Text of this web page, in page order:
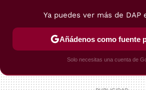
POSTRES VIAJES SELECCIÓN
Ya puedes ver más de DAP
Añádenos como fuente
Solo necesitas una cuenta de